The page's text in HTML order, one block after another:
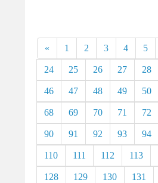
« 1 2 3 4 5
24 25 26 27 28
46 47 48 49 50
68 69 70 71 72
90 91 92 93 94
110 111 112 113
128 129 130 131